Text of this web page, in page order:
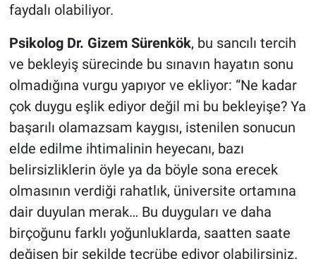
faydalı olabiliyor.
Psikolog Dr. Gizem Sürenkök, bu sancılı tercih
ve bekleyiş sürecinde bu sınavın hayatın sonu
olmadığına vurgu yapıyor ve ekliyor: “Ne kadar
çok duygu eşlik ediyor değil mi bu bekleyişe? Ya
başarılı olamazsam kaygısı, istenilen sonucun
elde edilme ihtimalinin heyecanı, bazı
belirsizliklerin öyle ya da böyle sona erecek
olmasının verdiği rahatlık, üniversite ortamına
dair duyulan merak… Bu duyguları ve daha
birçoğunu farklı yoğunluklarda, saatten saate
değişen bir şekilde tecrübe ediyor olabilirsiniz.